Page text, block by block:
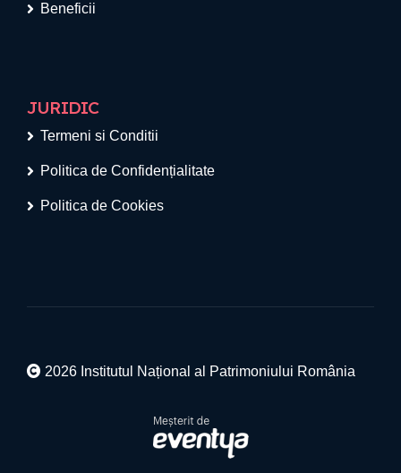
Beneficii
JURIDIC
Termeni si Conditii
Politica de Confidențialitate
Politica de Cookies
2026 Institutul Național al Patrimoniului România